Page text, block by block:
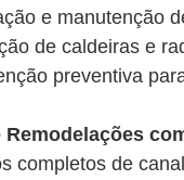
e manutenção
de caldeiras e
preventiva
Remodelações
completos de